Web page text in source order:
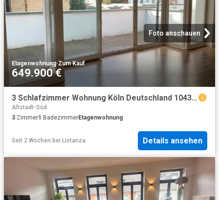
Foto anschauen
Etagenwohnung·Zum Kauf
649.900 €
3 Schlafzimmer Wohnung Köln Deutschland 104371480
Altstadt-Süd
3 Zimmer1 BadezimmerEtagenwohnung
Seit 2 Wochen bei Listanza Details ansehen